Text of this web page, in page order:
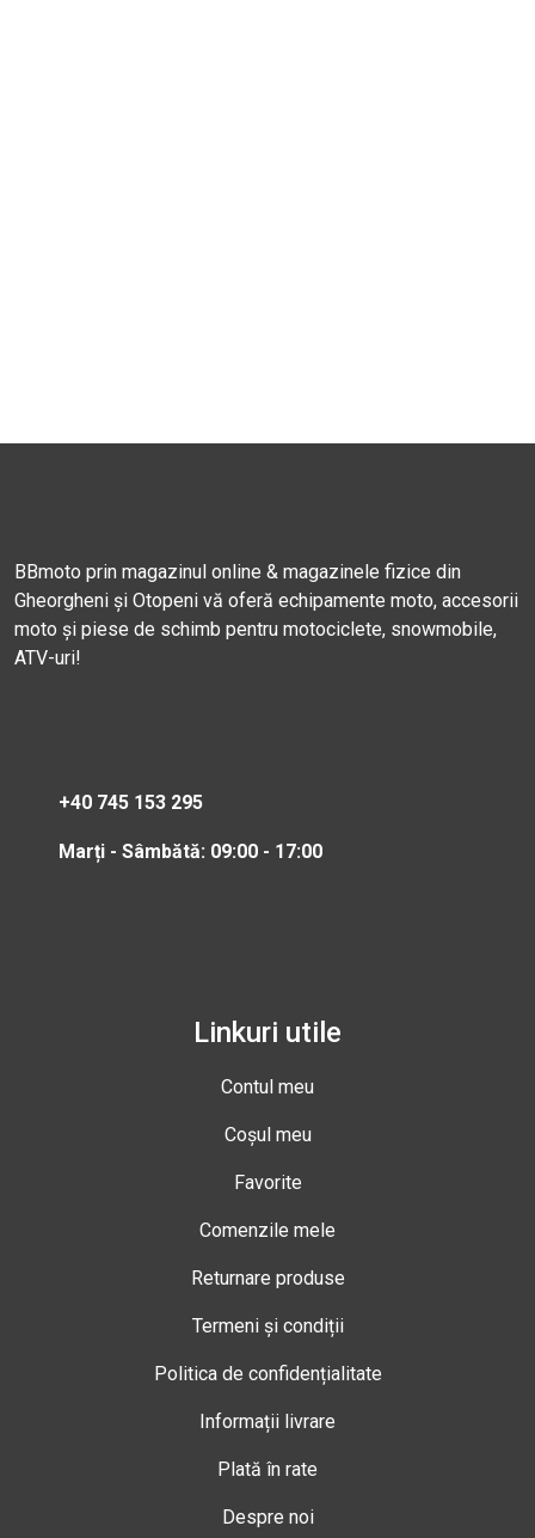
BBmoto prin magazinul online & magazinele fizice din
Gheorgheni și Otopeni vă oferă echipamente moto, accesorii
moto și piese de schimb pentru motociclete, snowmobile,
ATV-uri!
+40 745 153 295
Marți - Sâmbătă: 09:00 - 17:00
Linkuri utile
Contul meu
Coșul meu
Favorite
Comenzile mele
Returnare produse
Termeni și condiții
Politica de confidențialitate
Informații livrare
Plată în rate
Despre noi